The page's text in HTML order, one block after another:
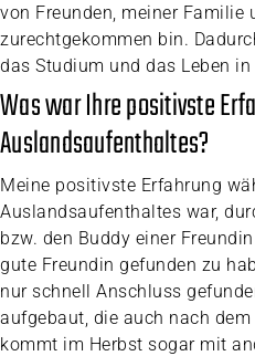
von Freunden, meiner Familie
zurechtgekommen bin.
das Studium und das Leben
Was war Ihre positivste
Auslandsaufenthaltes?
Meine positivste Erfahrung
Auslandsaufenthaltes war,
bzw. den Buddy einer
gute Freundin gefunden zu
nur schnell Anschluss
aufgebaut, die auch nach
kommt im Herbst sogar mit